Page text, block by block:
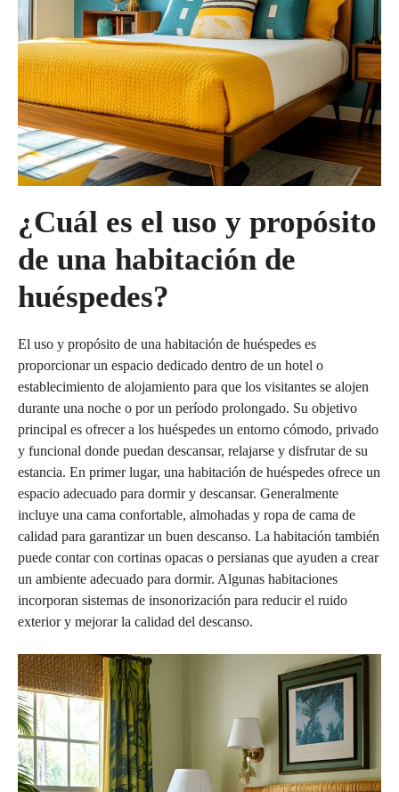
¿Cuál es el uso y propósito
de una habitación de
huéspedes?
El uso y propósito de una habitación de huéspedes es
proporcionar un espacio dedicado dentro de un hotel o
establecimiento de alojamiento para que los visitantes se alojen
durante una noche o por un período prolongado. Su objetivo
principal es ofrecer a los huéspedes un entorno cómodo, privado
y funcional donde puedan descansar, relajarse y disfrutar de su
estancia. En primer lugar, una habitación de huéspedes ofrece un
espacio adecuado para dormir y descansar. Generalmente
incluye una cama confortable, almohadas y ropa de cama de
calidad para garantizar un buen descanso. La habitación también
puede contar con cortinas opacas o persianas que ayuden a crear
un ambiente adecuado para dormir. Algunas habitaciones
incorporan sistemas de insonorización para reducir el ruido
exterior y mejorar la calidad del descanso.